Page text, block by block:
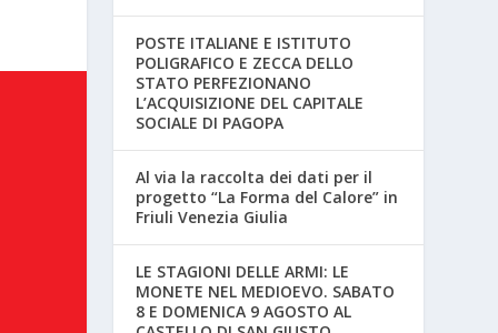
POSTE ITALIANE E ISTITUTO
POLIGRAFICO E ZECCA DELLO
STATO PERFEZIONANO
L’ACQUISIZIONE DEL CAPITALE
SOCIALE DI PAGOPA
Al via la raccolta dei dati per il
progetto “La Forma del Calore” in
Friuli Venezia Giulia
LE STAGIONI DELLE ARMI: LE
MONETE NEL MEDIOEVO. SABATO
8 E DOMENICA 9 AGOSTO AL